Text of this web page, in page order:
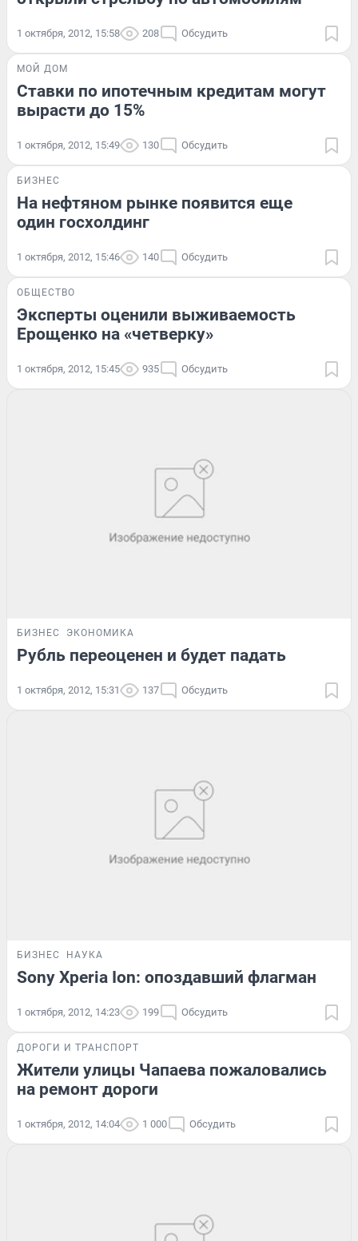
1 октября, 2012, 15:58 208 Обсудить
МОЙ ДОМ
Ставки по ипотечным кредитам могут
вырасти до 15%
1 октября, 2012, 15:49 130 Обсудить
БИЗНЕС
На нефтяном рынке появится еще
один госхолдинг
1 октября, 2012, 15:46 140 Обсудить
ОБЩЕСТВО
Эксперты оценили выживаемость
Ерощенко на «четверку»
1 октября, 2012, 15:45 935 Обсудить
БИЗНЕС ЭКОНОМИКА
Рубль переоценен и будет падать
1 октября, 2012, 15:31 137 Обсудить
БИЗНЕС НАУКА
Sony Xperia Ion: опоздавший флагман
1 октября, 2012, 14:23 199 Обсудить
ДОРОГИ И ТРАНСПОРТ
Жители улицы Чапаева пожаловались
на ремонт дороги
1 октября, 2012, 14:04 1 000 Обсудить